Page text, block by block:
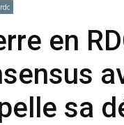
rdc
en
sa